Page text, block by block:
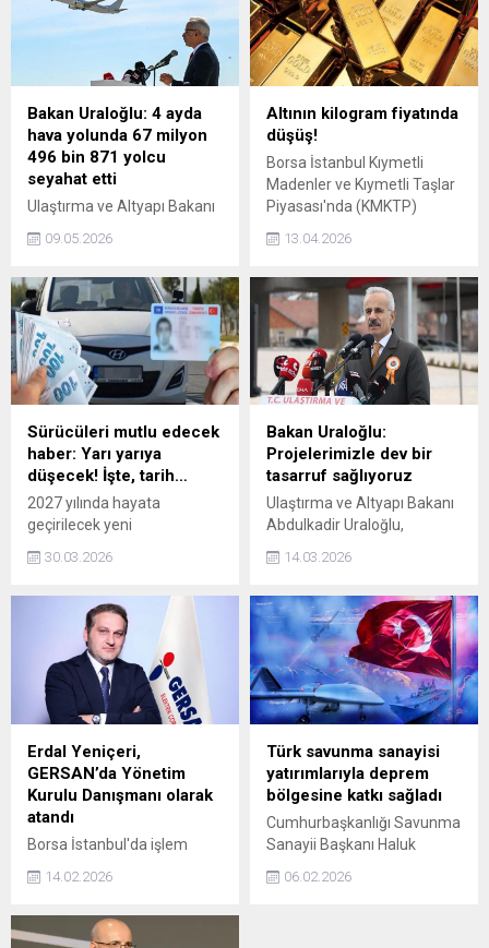
mahkemeler tarafından
geçersiz sayılabilmektedir.
dönemde yılda 2 milyar adet
süs bitkisi üretiyoruz,
yaklaşık 140 milyon dolara
yakın gelir elde ediyoruz.
Tabii bu alan da tecrübe
istiyor. Avrupa'daki
rakiplerinizle rekabet
içerisindesiniz. Türkiye, artık
bu anlamda rekabetin bütün
dezavantajını kendi lehine
çevirebilecek...
Bakan Uraloğlu: 4 ayda
hava yolunda 67 milyon
496 bin 871 yolcu
seyahat etti
Ulaştırma ve Altyapı Bakanı
2026’nın ilk 4 ayında 67
hava yolu ile seyahat etti.
2026’nın en yoğun yolcu
trafiği nisan ayında
gerçekleşti. Ay boyunca
direkt transit yolcular ile
birlikte toplam 18 milyon
190 bin 494 yolcu hava
yolunu kullandı” dedi.
09.05.2026
Altının kilogram fiyatında
düşüş!
Borsa İstanbul Kıymetli
Madenler ve Kıymetli Taşlar
Piyasası'nda (KMKTP)
fiyatı, günün sonunda 6
indi.
13.04.2026
Sürücüleri mutlu edecek
haber: Yarı yarıya
düşecek! İşte, tarih…
2027 yılında hayata
geçirilecek yeni
uygulamayla araç
muayenesi için randevu
bekleme kuyruklarının
ortadan kaldırılması
planlanıyor. Yapılacak
düzenlemeyle muayene
sürelerinin yarı yarıya
düşmesi beklenirken, mobil
istasyonlar sayesinde
hizmetin daha geniş bir
alana yayılması
hedefleniyor.
30.03.2026
Bakan Uraloğlu:
Projelerimizle dev bir
tasarruf sağlıyoruz
Ulaştırma ve Altyapı Bakanı
Abdulkadir Uraloğlu,
Isparta'da açılışı yapılan
Şehit Orhan Burak
Kavşağı ile Dörtyol-
Şarkikaraağaç Yolu
projelerine ilişkin, Bu
projelerimizle toplamda
zamandan 128,2 milyon lira,
akaryakıttan 47,5 milyon lira
olmak üzere yıllık 175,7
milyon liralık dev bir tasarruf
sağlarken, karbon
emisyonlarını 2 bin 332 ton
azaltarak Isparta'nın...
14.03.2026
Erdal Yeniçeri,
GERSAN’da Yönetim
Kurulu Danışmanı olarak
atandı
Borsa İstanbul'da işlem
Kamuyu Aydınlatma
bildirimde finansal
14.02.2026
Türk savunma sanayisi
yatırımlarıyla deprem
bölgesine katkı sağladı
Cumhurbaşkanlığı Savunma
Sanayii Başkanı Haluk
deprem felaketi sonrası
06.02.2026